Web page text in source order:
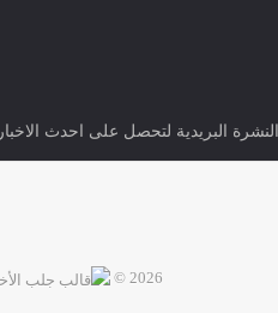
البريدية لتحصل على احدث الاخبار
2026 ©